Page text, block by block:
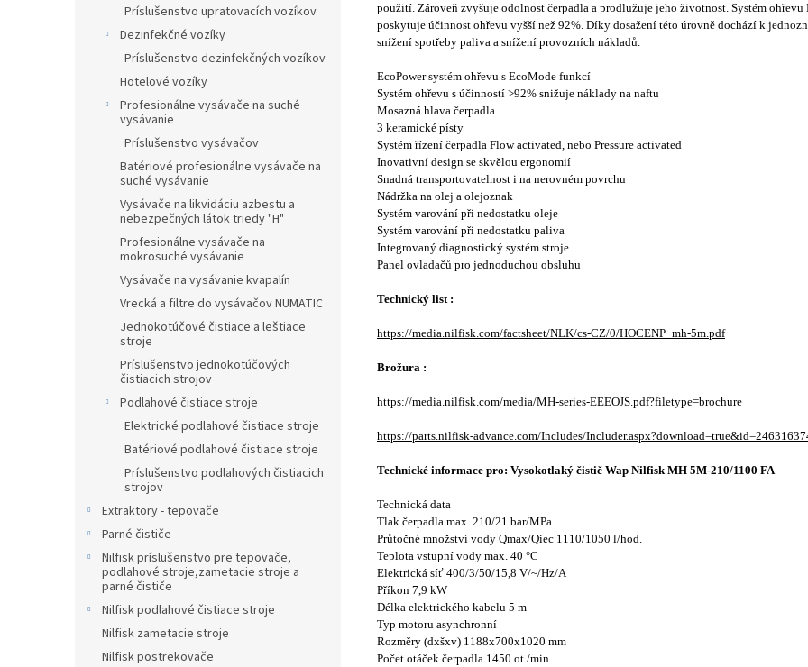
Príslušenstvo upratovacích vozíkov
Dezinfekčné vozíky
Príslušenstvo dezinfekčných vozíkov
Hotelové vozíky
Profesionálne vysávače na suché
vysávanie
Príslušenstvo vysávačov
Batériové profesionálne vysávače na
suché vysávanie
Vysávače na likvidáciu azbestu a
nebezpečných látok triedy "H"
Profesionálne vysávače na
mokrosuché vysávanie
Vysávače na vysávanie kvapalín
Vrecká a filtre do vysávačov NUMATIC
Jednokotúčové čistiace a leštiace
stroje
Príslušenstvo jednokotúčových
čistiacich strojov
Podlahové čistiace stroje
Elektrické podlahové čistiace stroje
Batériové podlahové čistiace stroje
Príslušenstvo podlahových čistiacich
strojov
Extraktory - tepovače
Parné čističe
Nilfisk príslušenstvo pre tepovače,
podlahové stroje,zametacie stroje a
parné čističe
Nilfisk podlahové čistiace stroje
Nilfisk zametacie stroje
Nilfisk postrekovače
použití. Zároveň zvyšuje odolnost čerpadla a prodlužuje jeho životnost. Systém ohřevu
poskytuje účinnost ohřevu vyšší než 92%. Díky dosažení této úrovně dochází k
snížení spotřeby paliva a snížení provozních nákladů.
EcoPower systém ohřevu s EcoMode funkcí
Systém ohřevu s účinností >92% snižuje náklady na naftu
Mosazná hlava čerpadla
3 keramické písty
Systém řízení čerpadla Flow activated, nebo Pressure activated
Inovativní design se skvělou ergonomií
Snadná transportovatelnost i na nerovném povrchu
Nádržka na olej a olejoznak
Systém varování při nedostatku oleje
Systém varování při nedostatku paliva
Integrovaný diagnostický systém stroje
Panel ovladačů pro jednoduchou obsluhu
Technický list :
https://media.nilfisk.com/factsheet/NLK/cs-CZ/0/HOCENP_mh-5m.pdf
Brožura :
https://media.nilfisk.com/media/MH-series-EEEOJS.pdf?filetype=brochure
https://parts.nilfisk-advance.com/Includes/
Technické informace pro: Vysokotlaký čistič Wap Nilfisk MH 5M-210/1100 FA
Technická data
Tlak čerpadla max. 210/21 bar/MPa
Průtočné množství vody Qmax/Qiec 1110/1050 l/hod.
Teplota vstupní vody max. 40 °C
Elektrická síť 400/3/50/15,8 V/~/Hz/A
Příkon 7,9 kW
Délka elektrického kabelu 5 m
Typ motoru asynchronní
Rozměry (dxšxv) 1188x700x1020 mm
Počet otáček čerpadla 1450 ot./min.